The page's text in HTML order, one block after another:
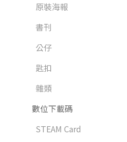
原裝海報
書刊
公仔
匙扣
雜類
數位下載碼
STEAM Card